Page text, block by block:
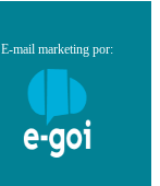
E-mail marketing por: